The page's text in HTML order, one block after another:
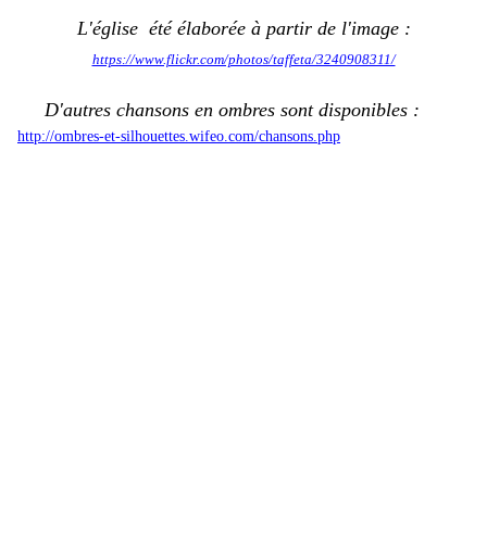
L'église été élaborée à partir de l'image :
https://www.flickr.com/photos/taffeta/3240908311/
D'autres chansons en ombres sont disponibles :
http://ombres-et-silhouettes.wifeo.com/chansons.php